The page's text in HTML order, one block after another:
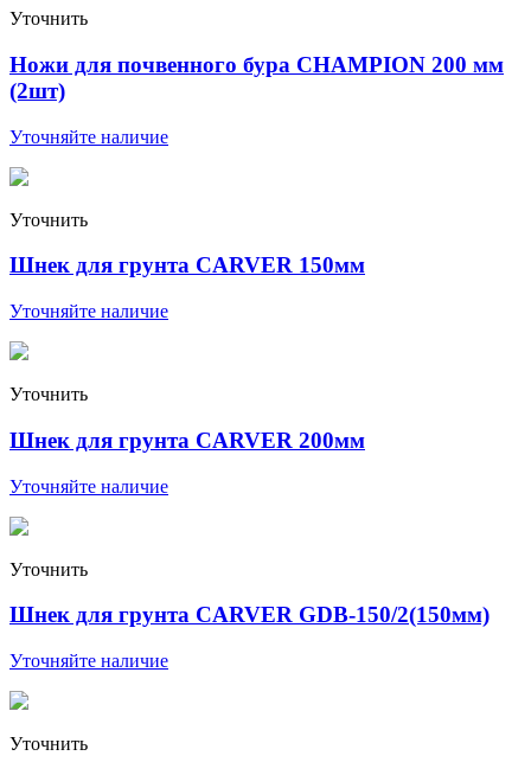
Уточнить
Ножи для почвенного бура CHAMPION 200 мм
(2шт)
Уточняйте наличие
Уточнить
Шнек для грунта CARVER 150мм
Уточняйте наличие
Уточнить
Шнек для грунта CARVER 200мм
Уточняйте наличие
Уточнить
Шнек для грунта CARVER GDB-150/2(150мм)
Уточняйте наличие
Уточнить